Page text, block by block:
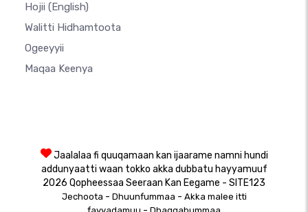
Hojii (English)
Walitti Hidhamtoota
Ogeeyyii
Maqaa Keenya
Jaalalaa fi quuqamaan kan ijaarame namni hundi
addunyaatti waan tokko akka dubbatu hayyamuuf
2026 Qopheessaa Seeraan Kan Eegame - SITE123
Jechoota - Dhuunfummaa - Akka malee itti